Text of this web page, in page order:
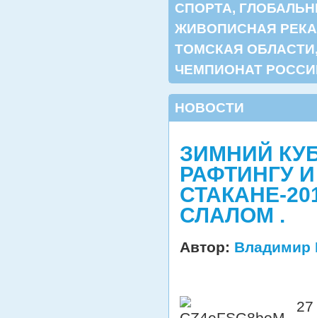
СПОРТА,
ЖИВОПИСНАЯ РЕКА
ТОМСКАЯ ОБЛАСТИ
ЧЕМПИОНАТ
НОВОСТИ
ЗИМНИЙ
РАФТИНГУ
СТАКАНЕ-
СЛАЛОМ .
Автор: Владимир
27